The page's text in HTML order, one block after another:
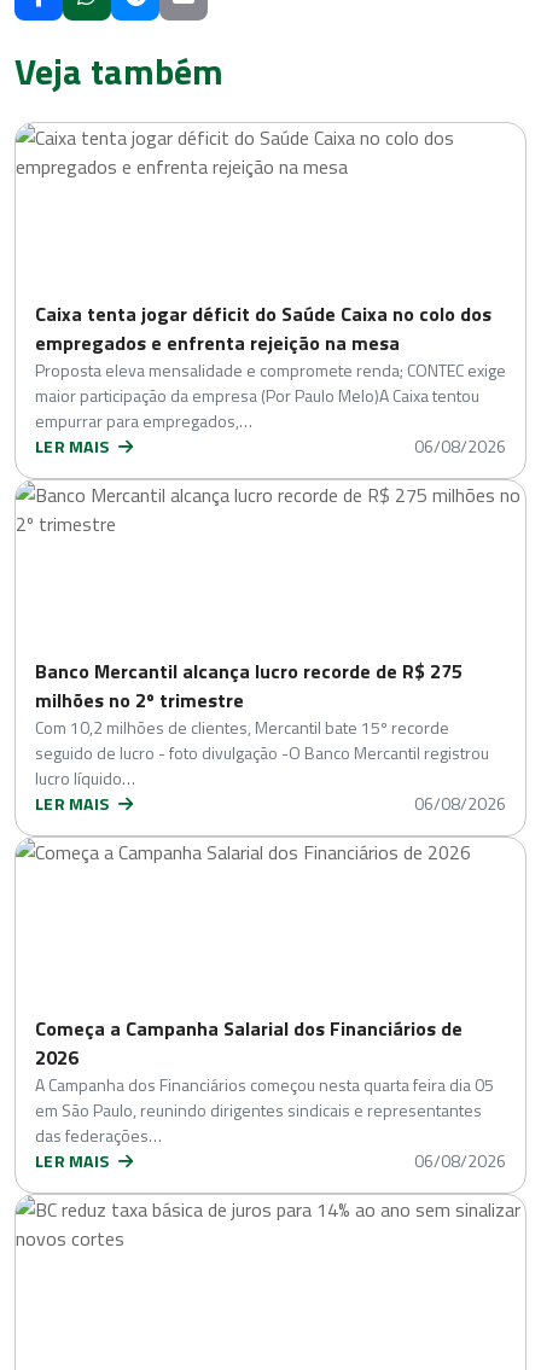
Veja também
Caixa tenta jogar déficit do Saúde Caixa no colo dos
empregados e enfrenta rejeição na mesa
Proposta eleva mensalidade e compromete renda; CONTEC exige
maior participação da empresa (Por Paulo Melo)A Caixa tentou
empurrar para empregados,…
LER MAIS
06/08/2026
Banco Mercantil alcança lucro recorde de R$ 275
milhões no 2º trimestre
Com 10,2 milhões de clientes, Mercantil bate 15º recorde
seguido de lucro - foto divulgação -O Banco Mercantil registrou
lucro líquido…
LER MAIS
06/08/2026
Começa a Campanha Salarial dos Financiários de
2026
A Campanha dos Financiários começou nesta quarta feira dia 05
em São Paulo, reunindo dirigentes sindicais e representantes
das federações…
LER MAIS
06/08/2026